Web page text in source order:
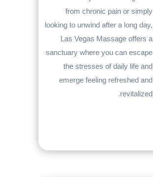
from chronic pain or simply
looking to unwind after a long day,
Las Vegas Massage offers a
sanctuary where you can escape
the stresses of daily life and
emerge feeling refreshed and
revitalized.